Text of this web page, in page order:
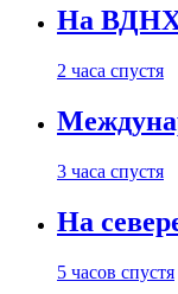
На ВДНХ
2 часа спустя
3 часа спустя
На
5 часов спустя